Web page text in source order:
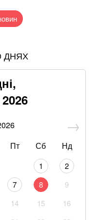
про нову гучну
потиснути
Діденко назвала
в
функцій
ДНЯХ
Пт Сб Нд
1
2
7 8
9
14 15
16